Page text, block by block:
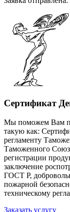
Сертификат
Мы поможем Вам
такую как:
регламенту
Таможенного
регистрации
заключение
ГОСТ Р,
пожарной
техническому
Заказать услугу